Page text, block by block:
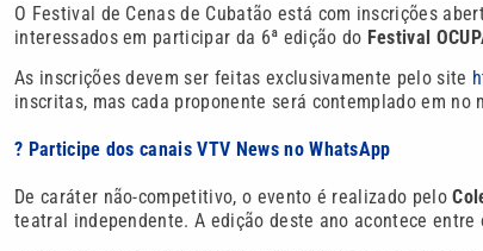
O Festival de Cenas de Cubatão está com inscrições
interessados em participar da 6ª edição do Festival
As inscrições devem ser feitas exclusivamente pelo site
inscritas, mas cada proponente será contemplado em no
? Participe dos canais VTV News no WhatsApp
De caráter não-competitivo, o evento é realizado pelo
teatral independente. A edição deste ano acontece entre